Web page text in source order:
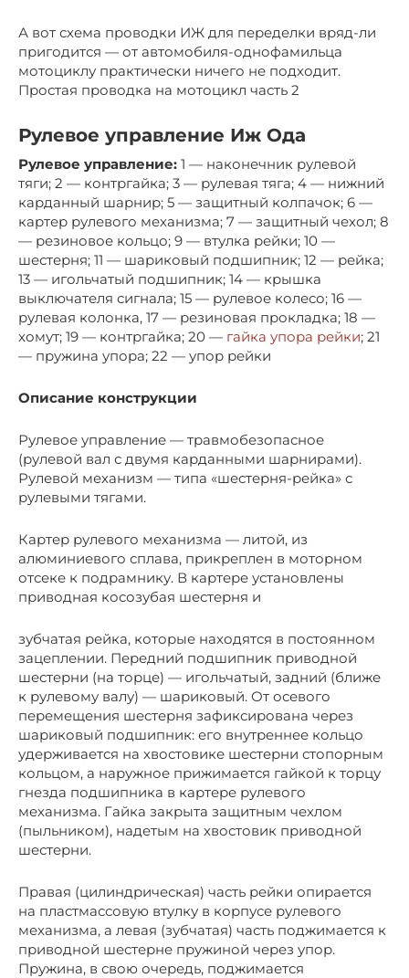
А вот схема проводки ИЖ для переделки вряд-ли
пригодится — от автомобиля-однофамильца
мотоциклу практически ничего не подходит.
Простая проводка на мотоцикл часть 2
Рулевое управление Иж Ода
Рулевое управление: 1 — наконечник рулевой
тяги; 2 — контргайка; 3 — рулевая тяга; 4 — нижний
карданный шарнир; 5 — защитный колпачок; 6 —
картер рулевого механизма; 7 — защитный чехол; 8
— резиновое кольцо; 9 — втулка рейки; 10 —
шестерня; 11 — шариковый подшипник; 12 — рейка;
13 — игольчатый подшипник; 14 — крышка
выключателя сигнала; 15 — рулевое колесо; 16 —
рулевая колонка, 17 — резиновая прокладка; 18 —
хомут; 19 — контргайка; 20 — гайка упора рейки; 21
— пружина упора; 22 — упор рейки
Описание конструкции
Рулевое управление — травмобезопасное
(рулевой вал с двумя карданными шарнирами).
Рулевой механизм — типа «шестерня-рейка» с
рулевыми тягами.
Картер рулевого механизма — литой, из
алюминиевого сплава, прикреплен в моторном
отсеке к подрамнику. В картере установлены
приводная косозубая шестерня и
зубчатая рейка, которые находятся в постоянном
зацеплении. Передний подшипник приводной
шестерни (на торце) — игольчатый, задний (ближе
к рулевому валу) — шариковый. От осевого
перемещения шестерня зафиксирована через
шариковый подшипник: его внутреннее кольцо
удерживается на хвостовике шестерни стопорным
кольцом, а наружное прижимается гайкой к торцу
гнезда подшипника в картере рулевого
механизма. Гайка закрыта защитным чехлом
(пыльником), надетым на хвостовик приводной
шестерни.
Правая (цилиндрическая) часть рейки опирается
на пластмассовую втулку в корпусе рулевого
механизма, а левая (зубчатая) часть поджимается к
приводной шестерне пружиной через упор.
Пружина, в свою очередь, поджимается